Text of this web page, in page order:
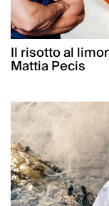
Il risotto al
Mattia Pecis